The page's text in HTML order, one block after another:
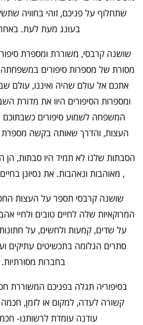
שתחלוף על פניכם, זוהי בחוויה
בעונג מעת לעת.
שושנה קרבסי, משוררת ומספרת
מסורת של מספרות סיפורים במשפחתה,
אתכם אל עולם שהיה ואיננו, עולם
ומספרות הסיפורים היוו את מדורת
המשפחה לשמוע סיפורים כשבתוכם
העצות, והדרך שאותה בקשה מספרת
הסבתות שלנו לא תמיד היו סבתות, הן
, מאוהבות ונאהבות. את נסיונן
שושנה קרבסי תספר על העצות
המרוקאיות שלה לחיים טובים ולחיי
על שדים, קמעות ולחשים, על
סתרים הגלומה בתכשיטים עתיקים
בחברות מסורתיות.
בסיפוריה תגלה בפניכם המשוררת
קשורה לעדה, למקום או לזמן,
עודנה עומדת לרשותנו-